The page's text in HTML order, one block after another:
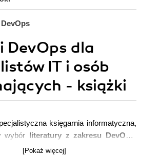
DevOps
DevOps dla
IT i osób
- książki
księgarnia informatyczna,
wybór literatury z zakresu DevOps
kluczowe znaczenie w branży IT. Nasz
[Pokaż więcej]